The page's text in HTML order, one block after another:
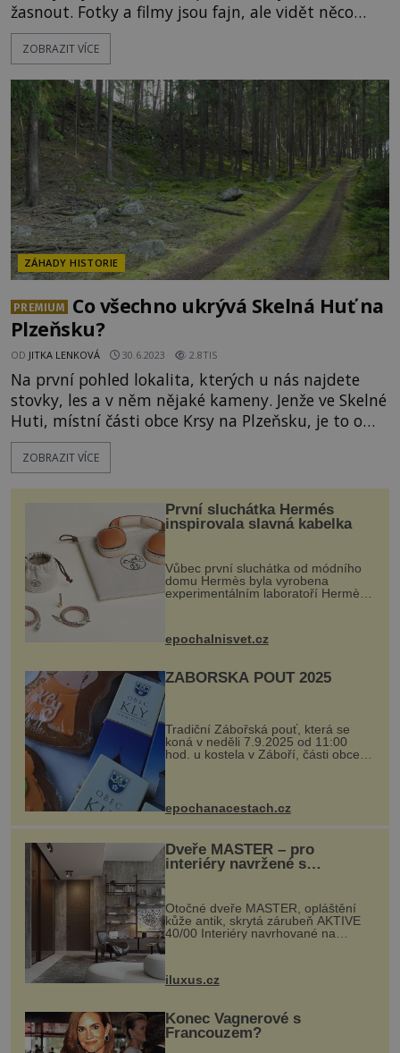
žasnout. Fotky a filmy jsou fajn, ale vidět něco
takového na vlastní oči se s tím nedá srovnat. I
když se můžu jenom dívat z ochozu. Vzácné a
možné ochrany. Před vlivy počasí ji chrání vznosná
a elegantní konstrukce a s tím, že byste se mohli
mezi těmi úchvatnými pil
ZOBRAZIT VÍCE
ZÁHADY HISTORIE
PREMIUM
Co všechno ukrývá Skelná Huť na
Plzeňsku?
OD JITKA LENKOVÁ 30.6.2023 2.8TIS
Na první pohled lokalita, kterých u nás najdete
stovky, les a v něm nějaké kameny. Jenže ve Skelné
Huti, místní části obce Krsy na Plzeňsku, je to o
něčem úplně jiném. Ty kameny, a mohou jich zde
být desetitisíce, totiž tvoří něco jako zdi a hradby.
podzemní prostory a v nich...možná i nacistický
ids="126010,126011,126012,126013,12
ZOBRAZIT VÍCE
První sluchátka Hermés
inspirovala slavná kabelka
Vůbec první sluchátka od módního
domu Hermès byla vyrobena
experimentálním laboratoří Hermès
kovový...
epochalnisvet.cz
ZÁBOŘSKÁ POUŤ 2025
Tradiční Zábořská pouť, která se
koná v neděli 7.9.2025 od 11:00
hod. u kostela v Záboří, části obce
Kly u Mělníka. V programu naleznete
komentovanou prohlídku kostela,
epochanacestach.cz
Dveře MASTER – pro
interiéry navržené s
rozumem i vášní!
Otočné dveře MASTER, opláštění
kůže antik, skrytá zárubeň AKTIVE
40/00 Interiéry navrhované na
zakázku často vyžadují atypické
rozměry nejen nábytku, ale i
dnes umož...
iluxus.cz
Konec Vagnerové s
Francouzem?